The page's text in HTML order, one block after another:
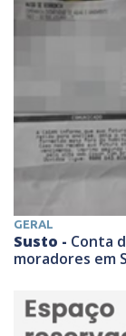
GERAL
Susto - Conta
moradores em